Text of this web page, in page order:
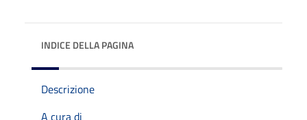
INDICE DELLA PAGINA
Descrizione
A cura di